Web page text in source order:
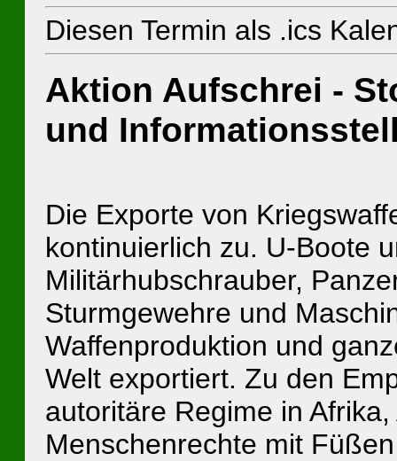
Diesen Termin als .ics
Aktion Aufschrei -
und
Die Exporte von
kontinuierlich zu. U-Boote
Militärhubschrauber,
Sturmgewehre und
Waffenproduktion und
Welt exportiert. Zu den
autoritäre Regime in
Menschenrechte mit